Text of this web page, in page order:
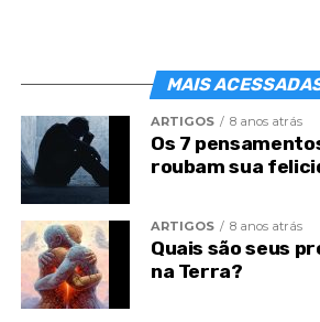
TÓPICOS RELACIONADOS
ESPIRITISMO
FAMÍLIA PROBLEMA
VISÃO ESPÍRITA
MAIS
ARTIGOS 8 anos atrás
Os 7
roubam sua
ARTIGOS 8 anos atrás
Quais são seus
na Terra?